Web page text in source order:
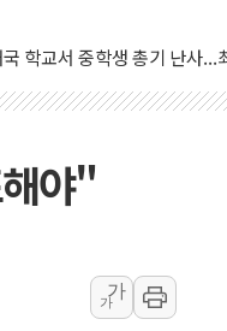
도 찍은 서울 등 폭염중대
정부 악몽 재현 안돼"...李 부
통령, 호우 피해 경북 안동·
기 수리' 집주인에게 흉기 휘
프롬바이오, 10일 거래 재개…"
NH농협생명, 농작업 중 온열
야"
가
가